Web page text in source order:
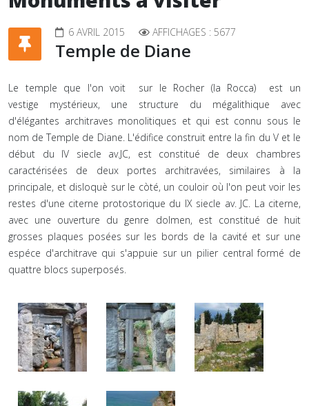
6 AVRIL 2015 AFFICHAGES : 5677
Temple de Diane
Le temple que l'on voit sur le Rocher (la Rocca) est un
vestige mystérieux, une structure du mégalithique avec
d'élégantes architraves monolitiques et qui est connu sous le
nom de Temple de Diane. L'édifice construit entre la fin du V et le
début du IV siecle av.JC, est constitué de deux chambres
caractérisées de deux portes architravées, similaires à la
principale, et disloquè sur le còté, un couloir où l'on peut voir les
restes d'une citerne protostorique du IX siecle av. JC. La citerne,
avec une ouverture du genre dolmen, est constitué de huit
grosses plaques posées sur les bords de la cavité et sur une
espéce d'architrave qui s'appuie sur un pilier central formé de
quattre blocs superposés.